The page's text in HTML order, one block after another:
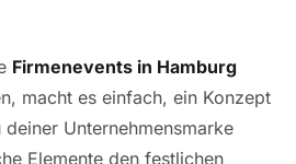
Firmenevents in Hamburg
macht es einfach, ein Konzept
Unternehmensmarke
Elemente den festlichen